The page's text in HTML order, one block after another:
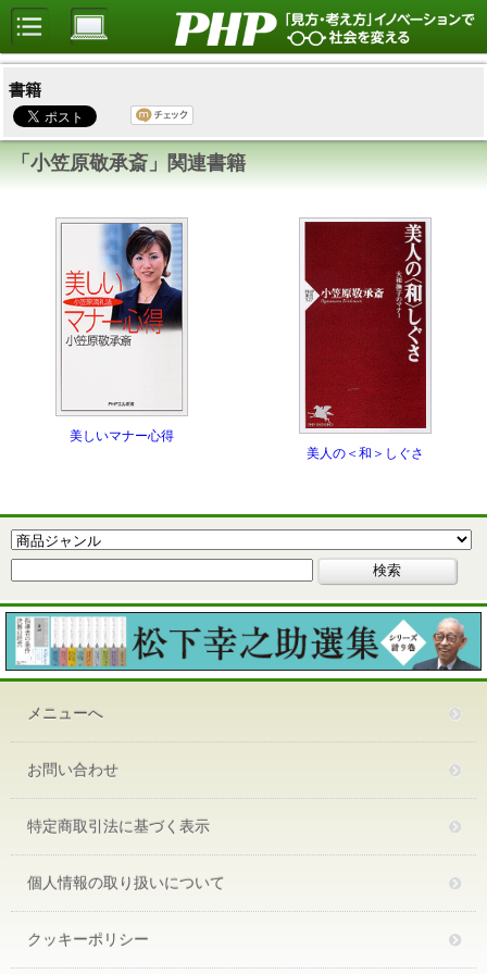
書籍
「小笠原敬承斎」関連書籍
美しいマナー心得
美人の＜和＞しぐさ
メニューへ
お問い合わせ
特定商取引法に基づく表示
個人情報の取り扱いについて
クッキーポリシー